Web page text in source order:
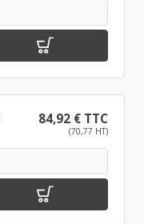
84,92 € TTC
(70,77 HT)